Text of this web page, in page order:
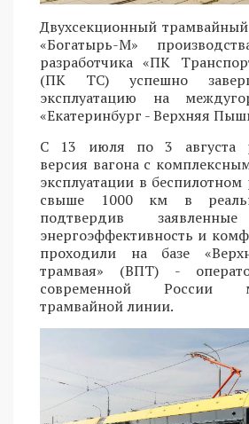
Двухсекционный
«Богатырь-М»
разработчика «ПК
(ПК ТС) успешно
эксплуатацию на
«Екатеринбург - Верхняя
С 13 июля по 3 августа
версия вагона с
эксплуатации в
свыше 1000 км в
подтвердив
энергоэффективность и
проходили на базе
трамвая» (ВПТ) -
современной России
трамвайной линии.